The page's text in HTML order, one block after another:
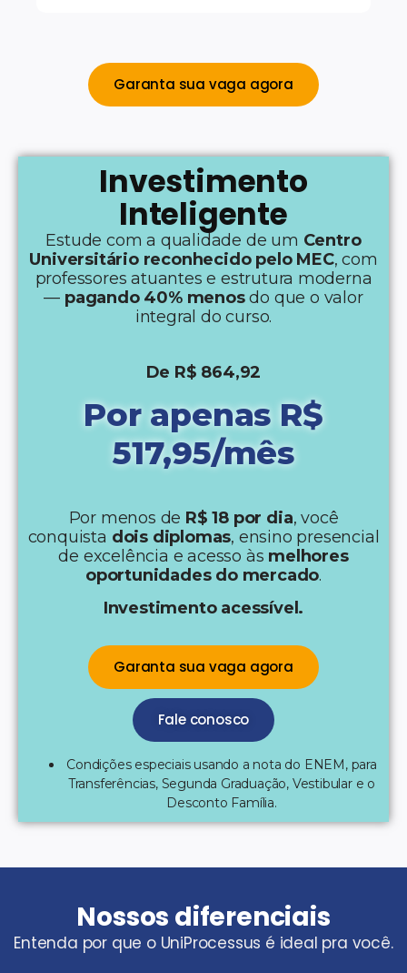
Garanta sua vaga agora
Investimento
Inteligente
Estude com a qualidade de um Centro
Universitário reconhecido pelo MEC, com
professores atuantes e estrutura moderna
— pagando 40% menosdo que o valor
integral do curso.
De R$ 864,92
Por apenas R$
517,95/mês
Por menos de R$ 18 por dia, você
conquista dois diplomas, ensino presencial
de excelência e acesso às melhores
oportunidades do mercado.
Investimento acessível.
Garanta sua vaga agora
Fale conosco
Condições especiais usando a nota do ENEM, para
Transferências, Segunda Graduação, Vestibular e o
Desconto Família.
Nossos diferenciais
Entenda por que o UniProcessus é ideal pra você.